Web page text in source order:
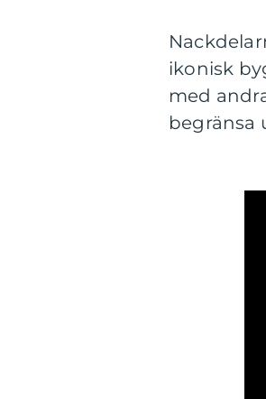
ikonisk
med
begränsa